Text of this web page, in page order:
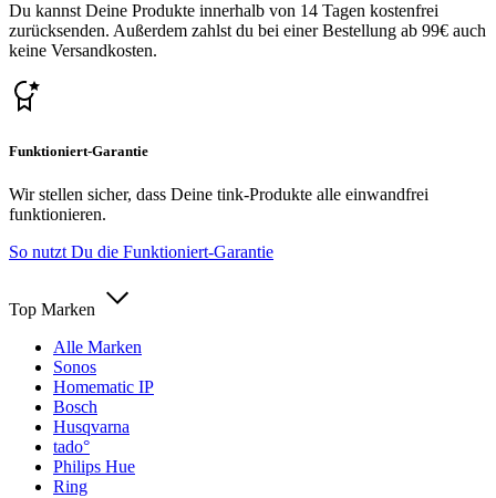
Du kannst Deine Produkte innerhalb von 14 Tagen kostenfrei
zurücksenden. Außerdem zahlst du bei einer Bestellung ab 99€ auch
keine Versandkosten.
Funktioniert-Garantie
Wir stellen sicher, dass Deine tink-Produkte alle einwandfrei
funktionieren.
So nutzt Du die Funktioniert-Garantie
Top Marken
Alle Marken
Sonos
Homematic IP
Bosch
Husqvarna
tado°
Philips Hue
Ring